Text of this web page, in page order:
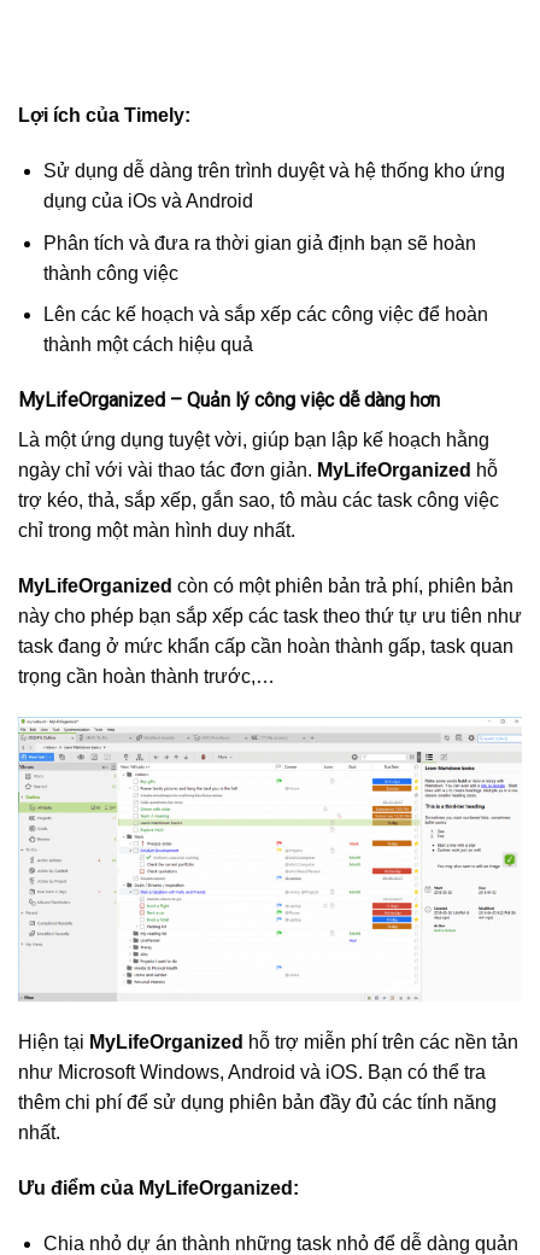
Lợi ích của Timely:
Sử dụng dễ dàng trên trình duyệt và hệ thống kho ứng
dụng của iOs và Android
Phân tích và đưa ra thời gian giả định bạn sẽ hoàn
thành công việc
Lên các kế hoạch và sắp xếp các công việc để hoàn
thành một cách hiệu quả
MyLifeOrganized – Quản lý công việc dễ dàng hơn
Là một ứng dụng tuyệt vời, giúp bạn lập kế hoạch hằng
ngày chỉ với vài thao tác đơn giản. MyLifeOrganized hỗ
trợ kéo, thả, sắp xếp, gắn sao, tô màu các task công việc
chỉ trong một màn hình duy nhất.
MyLifeOrganized còn có một phiên bản trả phí, phiên bản
này cho phép bạn sắp xếp các task theo thứ tự ưu tiên như
task đang ở mức khẩn cấp cần hoàn thành gấp, task quan
trọng cần hoàn thành trước,…
Hiện tại MyLifeOrganized hỗ trợ miễn phí trên các nền tản
như Microsoft Windows, Android và iOS. Bạn có thể tra
thêm chi phí để sử dụng phiên bản đầy đủ các tính năng
nhất.
Ưu điểm của MyLifeOrganized:
Chia nhỏ dự án thành những task nhỏ để dễ dàng quản